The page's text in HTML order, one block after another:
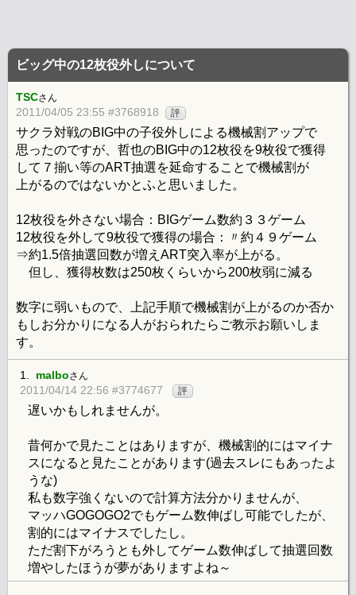
ビッグ中の12枚役外しについて
TSCさん
2011/04/05 23:55 #3768918 評
サクラ対戦のBIG中の子役外しによる機械割アップで
思ったのですが、哲也のBIG中の12枚役を9枚役で獲得
して７揃い等のART抽選を延命することで機械割が
上がるのではないかとふと思いました。
12枚役を外さない場合：BIGゲーム数約３３ゲーム
12枚役を外して9枚役で獲得の場合：〃約４９ゲーム
⇒約1.5倍抽選回数が増えART突入率が上がる。
但し、獲得枚数は250枚くらいから200枚弱に減る
数字に弱いもので、上記手順で機械割が上がるのか否か
もしお分かりになる人がおられたらご教示お願いしま
す。
1. malboさん
2011/04/14 22:56 #3774677 評
遅いかもしれませんが。
昔何かで見たことはありますが、機械割的にはマイナ
スになると見たことがあります(過去スレにもあったよ
うな)
私も数字強くないので計算方法分かりませんが、
マッハGOGOGO2でもゲーム数伸ばし可能でしたが、
割的にはマイナスでしたし。
ただ割下がろうとも外してゲーム数伸ばして抽選回数
増やしたほうが夢がありますよね～